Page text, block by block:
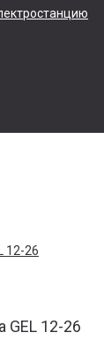
GEL 12-26